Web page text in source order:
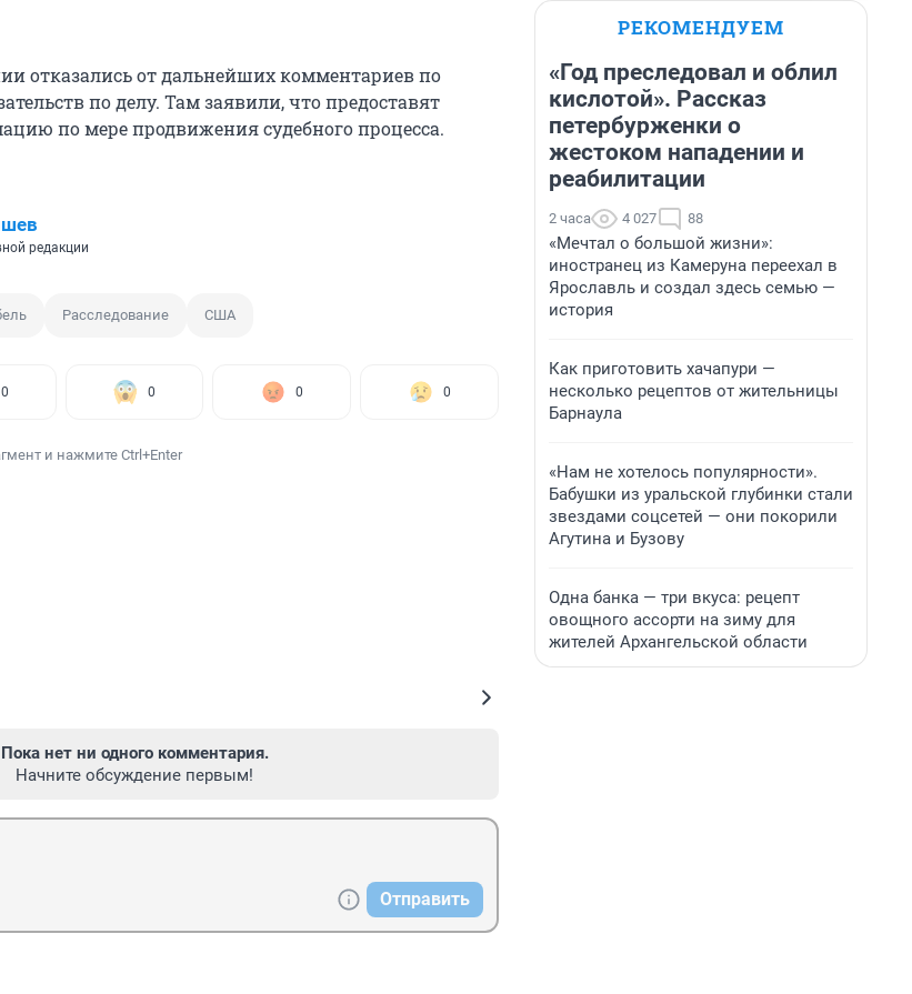
отказались от дальнейших комментариев по
по делу. Там заявили, что предоставят
​​по мере продвижения судебного процесса.
редакции
Расследование США
0 0 0 0
и нажмите Ctrl+Enter
Пока нет ни одного комментария.
Начните обсуждение первым!
Отправить
РЕКОМЕНДУЕМ
«Год преследовал и облил
кислотой». Рассказ
петербурженки о
жестоком нападении и
реабилитации
2 часа 4 027 88
«Мечтал о большой жизни»:
иностранец из Камеруна переехал в
Ярославль и создал здесь семью —
история
Как приготовить хачапури —
несколько рецептов от жительницы
Барнаула
«Нам не хотелось популярности».
Бабушки из уральской глубинки стали
звездами соцсетей — они покорили
Агутина и Бузову
Одна банка — три вкуса: рецепт
овощного ассорти на зиму для
жителей Архангельской области